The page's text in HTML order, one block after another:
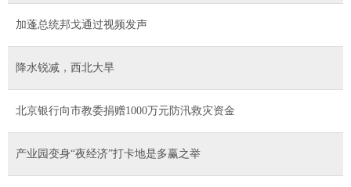
加蓬总统邦戈通过视频发声
降水锐减，西北大旱
北京银行向市教委捐赠1000万元防汛救灾资金
产业园变身“夜经济”打卡地是多赢之举